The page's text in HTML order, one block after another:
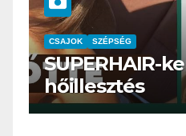
CSAJOK SMINK SZÉPSÉG
Szemöldök
meg mi?